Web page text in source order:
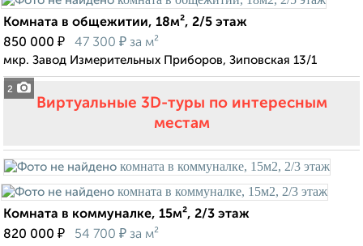
2
Комната в общежитии, 18м², 2/5 этаж
850 000 ₽ 47 300 ₽ за м²
мкр. Завод Измерительных Приборов, Зиповская 13/1
Виртуальные 3D-туры по интересным
местам
Комната в коммуналке, 15м², 2/3 этаж
820 000 ₽ 54 700 ₽ за м²